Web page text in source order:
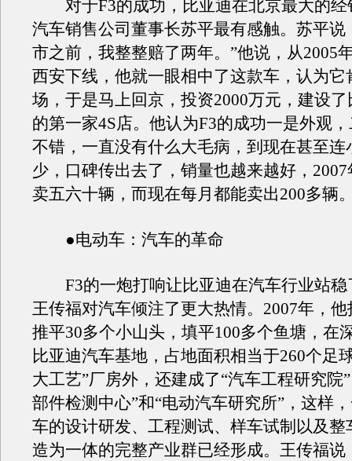
对于F3的成功，比亚迪在北京最大的经
汽车销售公司董事长苏平最有感触。苏平说
市之前，我整整赔了两年。”他说，从2005
西安下线，他就一眼相中了这款车，认为它
场，于是马上回京，投资2000万元，建设
的第一家4S店。他认为F3的成功一是外观
不错，一直没有什么大毛病，到现在甚至连
少，口碑传出去了，销量也越来越好，
卖五六十辆，而现在每月都能卖出200多辆
●电动车：汽车的革命
F3的一炮打响让比亚迪在汽车行业站稳
王传福对汽车倾注了更大热情。2007年，
推平30多个小山头，填平100多个鱼塘，在
比亚迪汽车基地，占地面积相当于260个足
大工艺”厂房外，还建成了“汽车工程研究院
部件检测中心”和“电动汽车研究所”，这样
车的设计研发、工程测试、样车试制以及整
造为一体的完整产业群已经形成。王传福说